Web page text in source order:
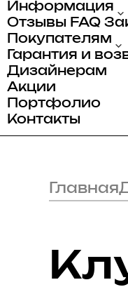
Информация
Отзывы FAQ
Покупателям
Гарантия и
Дизайнерам
Акции
Портфолио
Контакты
Главная